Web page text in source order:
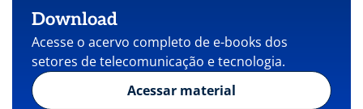
Download
Acesse o acervo completo de e-books dos
setores de telecomunicação e tecnologia.
Acessar material